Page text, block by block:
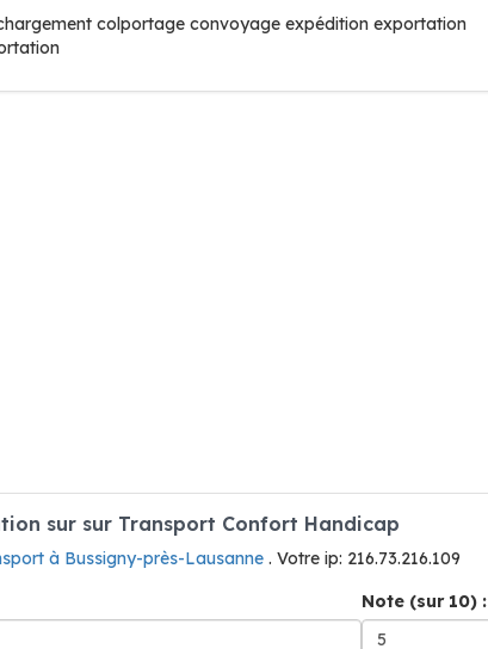
colportage convoyage expédition exportation
sur sur Transport Confort Handicap
à Bussigny-près-Lausanne . Votre ip: 216.73.216.109
Note (sur 10) :